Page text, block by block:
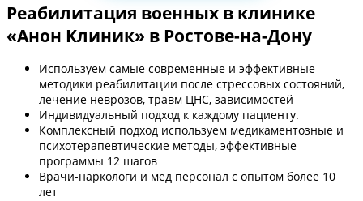
Реабилитация военных в клинике
«Анон Клиник» в Ростове-на-Дону
Используем самые современные и эффективные
методики реабилитации после стрессовых состояний,
лечение неврозов, травм ЦНС, зависимостей
Индивидуальный подход к каждому пациенту.
Комплексный подход используем медикаментозные и
психотерапевтические методы, эффективные
программы 12 шагов
Врачи-наркологи и мед персонал с опытом более 10
лет